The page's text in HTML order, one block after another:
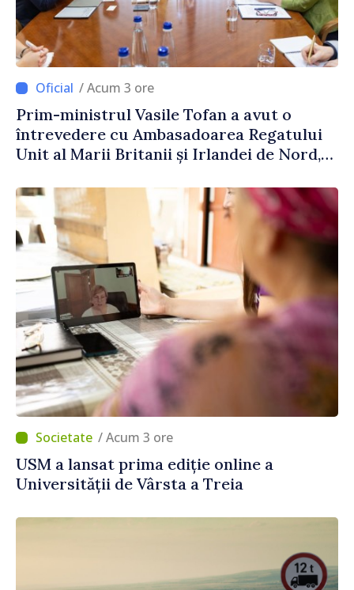
/ Acum 3 ore
Prim-ministrul Vasile Tofan a avut o
întrevedere cu Ambasadoarea Regatului
Unit al Marii Britanii și Irlandei de Nord,
/ Acum 3 ore
USM a lansat prima ediție online a
Universității de Vârsta a Treia